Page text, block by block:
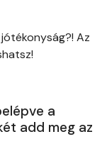
Az
a
add meg az